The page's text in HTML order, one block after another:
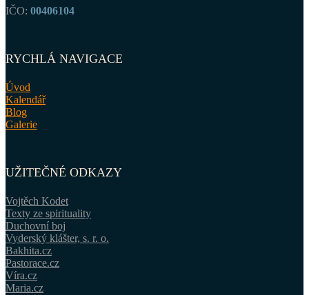
IČO: 00406104
RYCHLÁ NAVIGACE
Úvod
Kalendář
Blog
Galerie
UŽITEČNÉ ODKAZY
Vojtěch Kodet
Texty ze spirituality
Duchovní boj
Vyderský klášter, s. r. o.
Bakhita.cz
Pastorace.cz
Víra.cz
Maria.cz